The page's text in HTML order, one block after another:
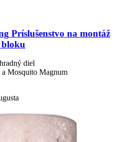
Príslušenstvo na montáž
diel
Mosquito Magnum